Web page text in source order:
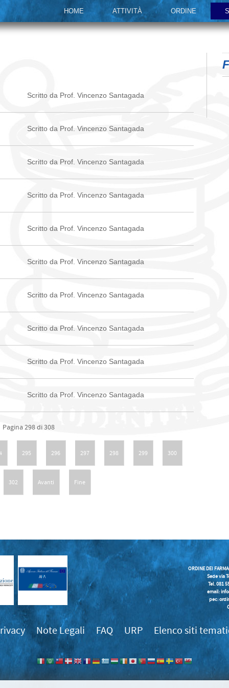
HOME ATTIVITÀ ORDINE
Scritto da Prof. Vincenzo Santagada
Scritto da Prof. Vincenzo Santagada
Scritto da Prof. Vincenzo Santagada
Scritto da Prof. Vincenzo Santagada
Scritto da Prof. Vincenzo Santagada
Scritto da Prof. Vincenzo Santagada
Scritto da Prof. Vincenzo Santagada
Scritto da Prof. Vincenzo Santagada
Scritto da Prof. Vincenzo Santagada
Scritto da Prof. Vincenzo Santagada
Pagina 298 di 308
295 296 297 298 299 300
302 Avanti Fine
ORDINE DEI
Sede via
Tel. 081
email:
pec:
Note Legali FAQ URP Elenco siti